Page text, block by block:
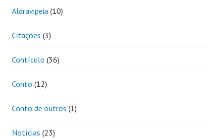
Aldravipeia (10)
Citações (3)
Contículo (36)
Conto (12)
Conto de outros (1)
Notícias (23)